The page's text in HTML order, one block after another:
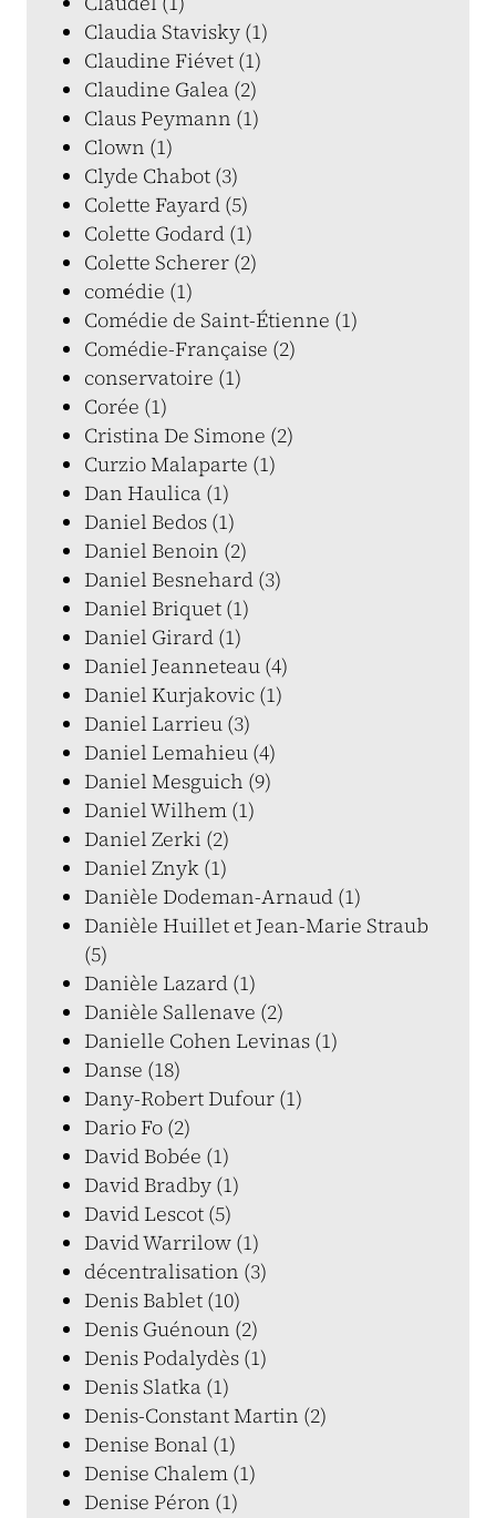
Claudia Stavisky (1)
Claudine Fiévet (1)
Claudine Galea (2)
Claus Peymann (1)
Clown (1)
Clyde Chabot (3)
Colette Fayard (5)
Colette Godard (1)
Colette Scherer (2)
comédie (1)
Comédie de Saint-Étienne (1)
Comédie-Française (2)
conservatoire (1)
Corée (1)
Cristina De Simone (2)
Curzio Malaparte (1)
Dan Haulica (1)
Daniel Bedos (1)
Daniel Benoin (2)
Daniel Besnehard (3)
Daniel Briquet (1)
Daniel Girard (1)
Daniel Jeanneteau (4)
Daniel Kurjakovic (1)
Daniel Larrieu (3)
Daniel Lemahieu (4)
Daniel Mesguich (9)
Daniel Wilhem (1)
Daniel Zerki (2)
Daniel Znyk (1)
Danièle Dodeman-Arnaud (1)
Danièle Huillet et Jean-Marie Straub
(5)
Danièle Lazard (1)
Danièle Sallenave (2)
Danielle Cohen Levinas (1)
Danse (18)
Dany-Robert Dufour (1)
Dario Fo (2)
David Bobée (1)
David Bradby (1)
David Lescot (5)
David Warrilow (1)
décentralisation (3)
Denis Bablet (10)
Denis Guénoun (2)
Denis Podalydès (1)
Denis Slatka (1)
Denis-Constant Martin (2)
Denise Bonal (1)
Denise Chalem (1)
Denise Péron (1)